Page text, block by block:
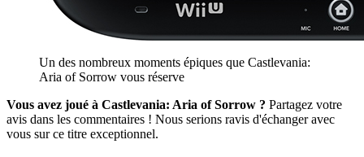
Un des nombreux moments épiques que Castlevania:
Aria of Sorrow vous réserve
Vous avez joué à Castlevania: Aria of Sorrow ? Partagez votre
avis dans les commentaires ! Nous serions ravis d'échanger avec
vous sur ce titre exceptionnel.